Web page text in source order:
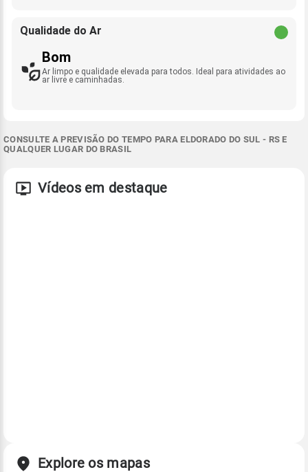
Qualidade do Ar
Bom
Ar limpo e qualidade elevada para todos. Ideal para atividades ao
ar livre e caminhadas.
CONSULTE A PREVISÃO DO TEMPO PARA ELDORADO DO SUL - RS E
QUALQUER LUGAR DO BRASIL
Vídeos em destaque
Explore os mapas